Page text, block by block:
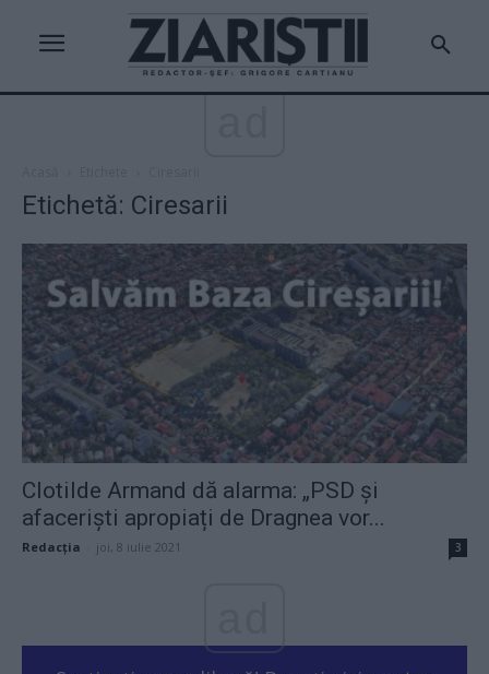
Etichetă: Ciresarii
Clotilde Armand dă alarma: „PSD și
afaceriști apropiați de Dragnea vor...
Redacţia joi, 8 iulie 2021 3